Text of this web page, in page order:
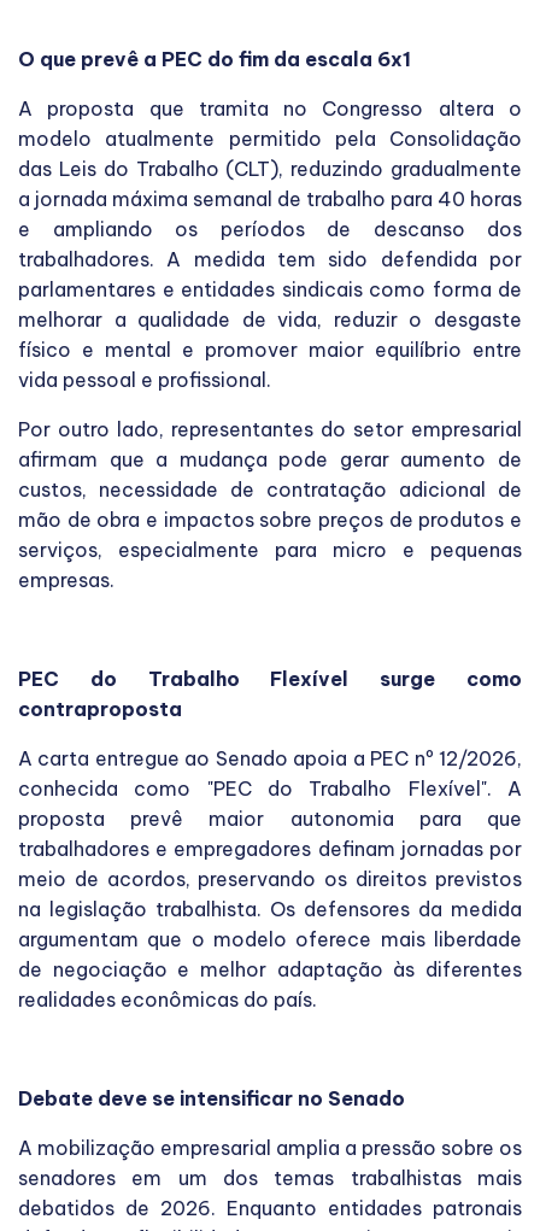
O que prevê a PEC do fim da escala 6x1
A proposta que tramita no Congresso altera o
modelo atualmente permitido pela Consolidação
das Leis do Trabalho (CLT), reduzindo gradualmente
a jornada máxima semanal de trabalho para 40 horas
e ampliando os períodos de descanso dos
trabalhadores. A medida tem sido defendida por
parlamentares e entidades sindicais como forma de
melhorar a qualidade de vida, reduzir o desgaste
físico e mental e promover maior equilíbrio entre
vida pessoal e profissional.
Por outro lado, representantes do setor empresarial
afirmam que a mudança pode gerar aumento de
custos, necessidade de contratação adicional de
mão de obra e impactos sobre preços de produtos e
serviços, especialmente para micro e pequenas
empresas.
PEC do Trabalho Flexível surge como
contraproposta
A carta entregue ao Senado apoia a PEC nº 12/2026,
conhecida como "PEC do Trabalho Flexível". A
proposta prevê maior autonomia para que
trabalhadores e empregadores definam jornadas por
meio de acordos, preservando os direitos previstos
na legislação trabalhista. Os defensores da medida
argumentam que o modelo oferece mais liberdade
de negociação e melhor adaptação às diferentes
realidades econômicas do país.
Debate deve se intensificar no Senado
A mobilização empresarial amplia a pressão sobre os
senadores em um dos temas trabalhistas mais
debatidos de 2026. Enquanto entidades patronais